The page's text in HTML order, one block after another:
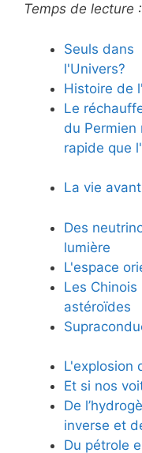
Temps de lecture :
Seuls dans
l'Univers?
Histoire de
Le
du Permien
rapide que
La vie
Des
lumière
L'espace
Les
astéroïdes
L'explosion
Et si nos
De
inverse et
Du pétrole